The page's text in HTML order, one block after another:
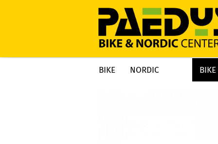
BIKE NORDIC BIKE
Startseite » BIKE »